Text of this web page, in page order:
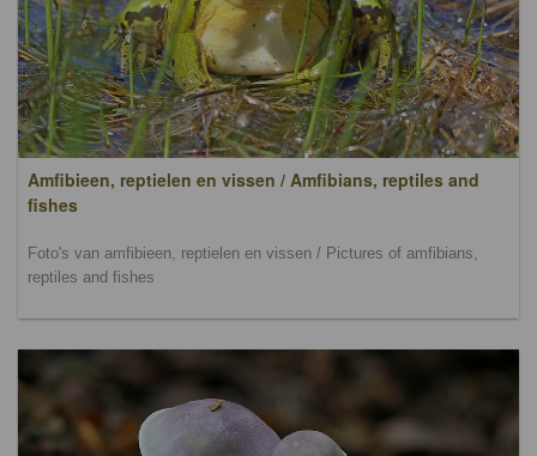
Amfibieen, reptielen en vissen / Amfibians, reptiles and
fishes
Foto's van amfibieen, reptielen en vissen / Pictures of amfibians,
reptiles and fishes